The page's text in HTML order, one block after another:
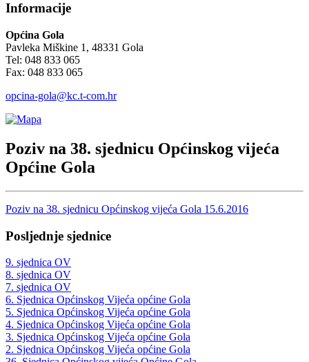
Informacije
Općina Gola
Pavleka Miškine 1, 48331 Gola
Tel: 048 833 065
Fax: 048 833 065
opcina-gola@kc.t-com.hr
Poziv na 38. sjednicu Općinskog vijeća
Općine Gola
Poziv na 38. sjednicu Općinskog vijeća Gola 15.6.2016
Posljednje sjednice
9. sjednica OV
8. sjednica OV
7. sjednica OV
6. Sjednica Općinskog Vijeća općine Gola
5. Sjednica Općinskog Vijeća općine Gola
4. Sjednica Općinskog Vijeća općine Gola
3. Sjednica Općinskog Vijeća općine Gola
2. Sjednica Općinskog Vijeća općine Gola